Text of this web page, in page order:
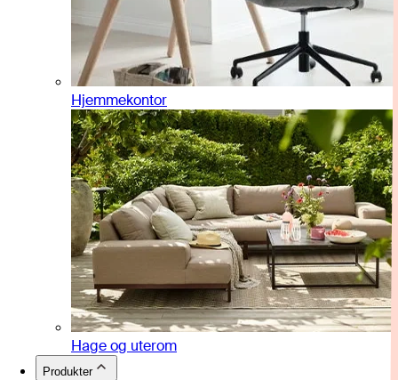
Hjemmekontor
Hage og uterom
Produkter